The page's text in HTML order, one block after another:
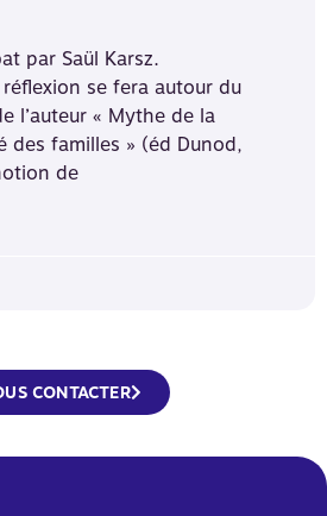
par Saül Karsz.
se fera autour du
l’auteur « Mythe de la
des familles » (éd Dunod,
de
CONTACTER